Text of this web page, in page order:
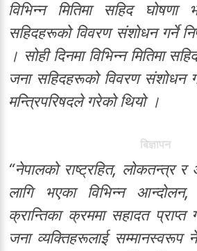
विभिन्न मितिमा सहिद
सहिदहरूको विवरण संशोधन गर्ने
। सोही दिनमा विभिन्न मितिमा
जना सहिदहरूको विवरण संशोधन
मन्त्रिपरिषदले गरेको थियो ।
बिज्ञापन
“नेपालको राष्ट्रहित, लोकतन्त्र र
लागि भएका विभिन्न
क्रान्तिका क्रममा सहादत प्राप्त
जना व्यक्तिहरूलाई सम्मानस्वरूप